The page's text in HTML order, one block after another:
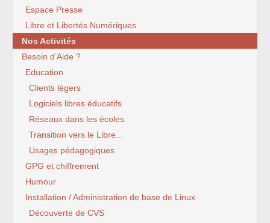
Espace Presse
Libre et Libertés Numériques
Nos Activités
Besoin d’Aide ?
Education
Clients légers
Logiciels libres éducatifs
Réseaux dans les écoles
Transition vers le Libre...
Usages pédagogiques
GPG et chiffrement
Humour
Installation / Administration de base de Linux
Découverte de CVS